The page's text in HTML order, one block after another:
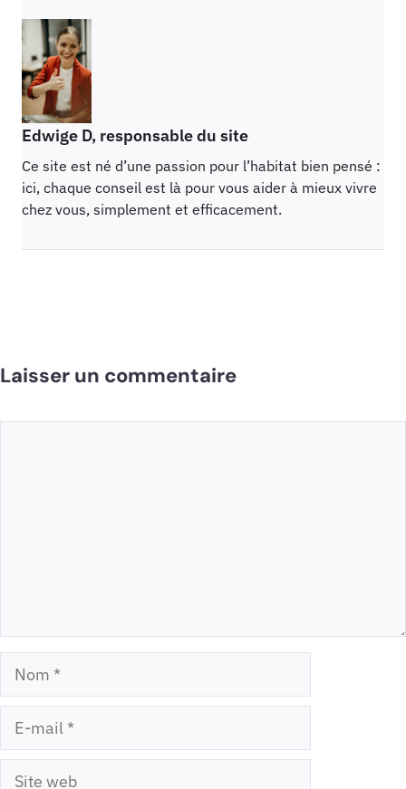
harmonieuse
Edwige D, responsable du site
Ce site est né d’une passion pour l’habitat bien pensé :
ici, chaque conseil est là pour vous aider à mieux vivre
chez vous, simplement et efficacement.
Laisser un commentaire
Nom
Site